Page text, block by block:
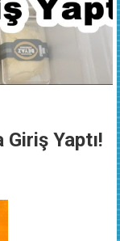
Yaptı!